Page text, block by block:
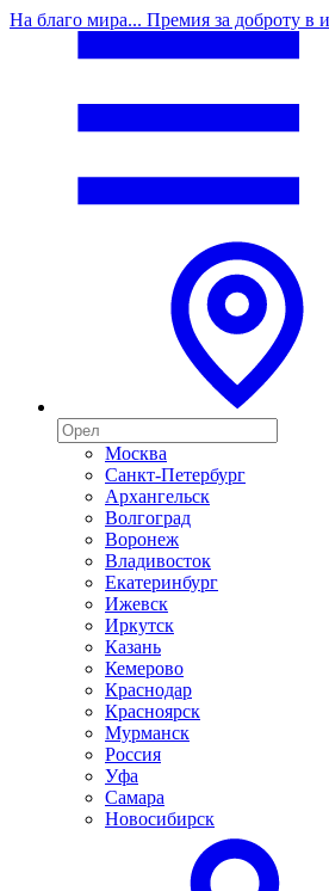
На благо мира... Премия за доброту в
Москва
Санкт-Петербург
Архангельск
Волгоград
Воронеж
Владивосток
Екатеринбург
Ижевск
Иркутск
Казань
Кемерово
Краснодар
Красноярск
Мурманск
Россия
Уфа
Самара
Новосибирск